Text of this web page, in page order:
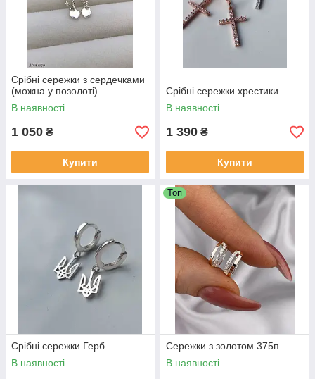
Срібні сережки з сердечками
(можна у позолоті)
В наявності
1 050 ₴
Купити
Срібні сережки хрестики
В наявності
1 390 ₴
Купити
Срібні сережки Герб
В наявності
Топ
Сережки з золотом 375п
В наявності